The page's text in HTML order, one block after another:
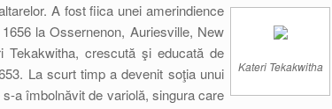
Kateri Tekakwitha
A fost fiica unei amerindience
la Ossernenon, Auriesville, New
crescută şi educată de
La scurt timp a devenit soţia unui
a îmbolnăvit de variolă, singura care